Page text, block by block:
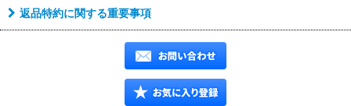
返品特約に関する重要事項